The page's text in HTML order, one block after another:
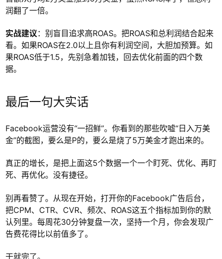
润翻了一倍。
实战建议 ：别盲目追求高ROAS。把ROAS和总利润结合起来
看。如果ROAS在2.0以上且你有利润空间，大胆加预算。如
果ROAS低于1.5，先别急着加钱，回去优化前面的四个数
据。
最后一句大实话
Facebook运营没有“一招鲜”。你看到的那些吹嘘“日入万美
金”的截图，要么是P的，要么是烧了5万美金才跑出来的。
真正的增长，是把上面这5个数据一个一个盯死、优化、再盯
死、再优化。没有捷径。
别再看赞了。从现在开始，打开你的Facebook广告后台，
把CPM、CTR、CVR、频次、ROAS这五个指标加到你的默
认列里。每周花30分钟复盘一次，坚持一个月，你会发现广
告费花得比以前值多了。
干就完了。